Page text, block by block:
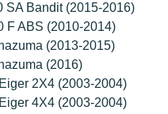
SA Bandit (2015-2016)
F ABS (2010-2014)
(2013-2015)
(2016)
2X4 (2003-2004)
4X4 (2003-2004)